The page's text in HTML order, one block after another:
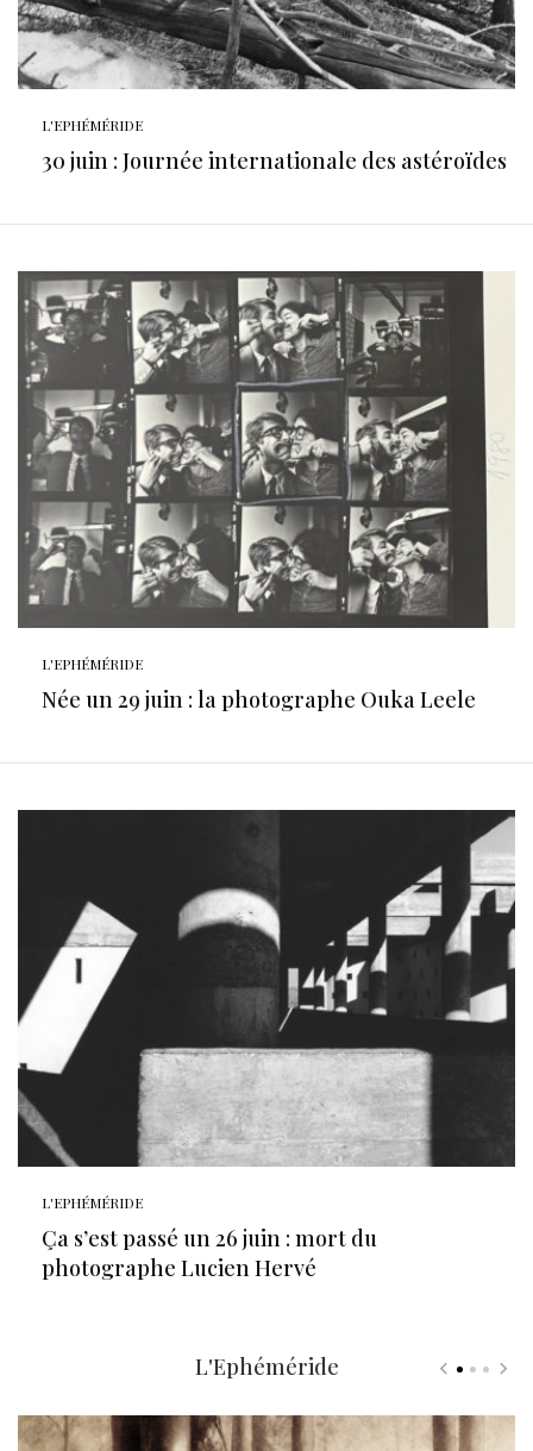
L'EPHÉMÉRIDE
30 juin : Journée internationale des astéroïdes
L'EPHÉMÉRIDE
Née un 29 juin : la photographe Ouka Leele
L'EPHÉMÉRIDE
Ça s’est passé un 26 juin : mort du
photographe Lucien Hervé
L'Ephéméride